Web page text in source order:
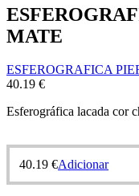
MATE
ESFEROGRAFICA
40.19 €
Esferográfica lacada cor
40.19 €Adicionar